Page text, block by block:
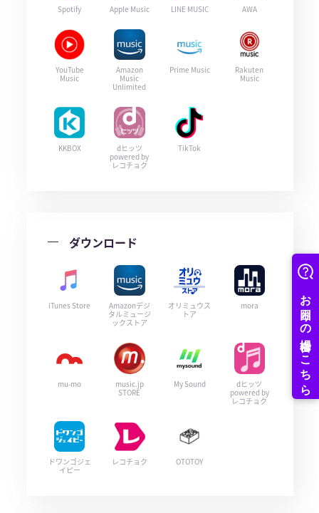
Spotify Apple Music LINE MUSIC AWA
YouTube
Music
Amazon
Music
Unlimited
Prime Music
Rakuten
Music
KKBOX
dヒッツ
powered by
レコチョク
TikTok
ダウンロード
iTunes Store
Amazonデジ
タルミュージ
ックストア
オリミュウス
トア
mora
mu-mo
music.jp
STORE
My Sound
dヒッツ
powered by
レコチョク
ドワンゴジェ
イピー
レコチョク OTOTOY